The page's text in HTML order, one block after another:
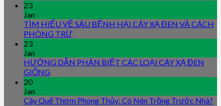
23
Jan
TÌM HIỂU VỀ SÂU BỆNH HẠI CÂY XẠ ĐEN VÀ CÁCH
PHÒNG TRỪ
23
Jan
HƯỚNG DẪN PHÂN BIỆT CÁC LOẠI CÂY XẠ ĐEN
GIỐNG
20
Jan
Cây Quế Thơm Phong Thủy: Có Nên Trồng Trước Nhà?